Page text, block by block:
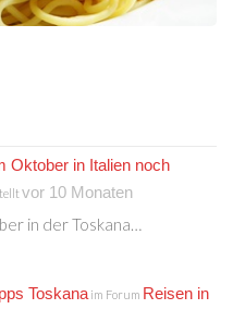
Oktober in Italien noch
vor 10 Monaten
in der Toskana…
Toskana im Forum Reisen in